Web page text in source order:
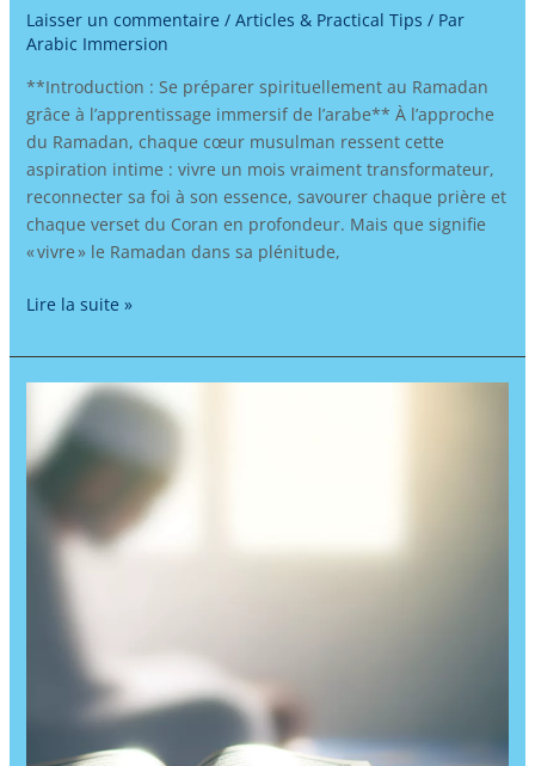
Laisser un commentaire / Articles & Practical Tips / Par
Arabic Immersion
**Introduction : Se préparer spirituellement au Ramadan
grâce à l’apprentissage immersif de l’arabe** À l’approche
du Ramadan, chaque cœur musulman ressent cette
aspiration intime : vivre un mois vraiment transformateur,
reconnecter sa foi à son essence, savourer chaque prière et
chaque verset du Coran en profondeur. Mais que signifie
« vivre » le Ramadan dans sa plénitude,
Lire la suite »
Apprendre
l’arabe
pour
trouver
paix
intérieure
sourates